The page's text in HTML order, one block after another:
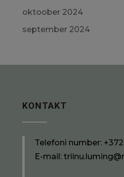
oktoober 2024
september 2024
KONTAKT
Telefoni number:+372
E-mail: